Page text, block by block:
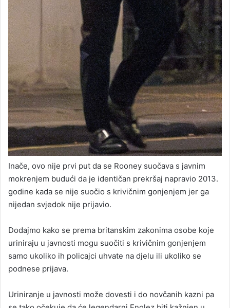
Inače, ovo nije prvi put da se Rooney suočava s javnim
mokrenjem budući da je identičan prekršaj napravio 2013.
godine kada se nije suočio s krivičnim gonjenjem jer ga
nijedan svjedok nije prijavio.
Dodajmo kako se prema britanskim zakonima osobe koje
uriniraju u javnosti mogu suočiti s krivičnim gonjenjem
samo ukoliko ih policajci uhvate na djelu ili ukoliko se
podnese prijava.
Uriniranje u javnosti može dovesti i do novčanih kazni pa